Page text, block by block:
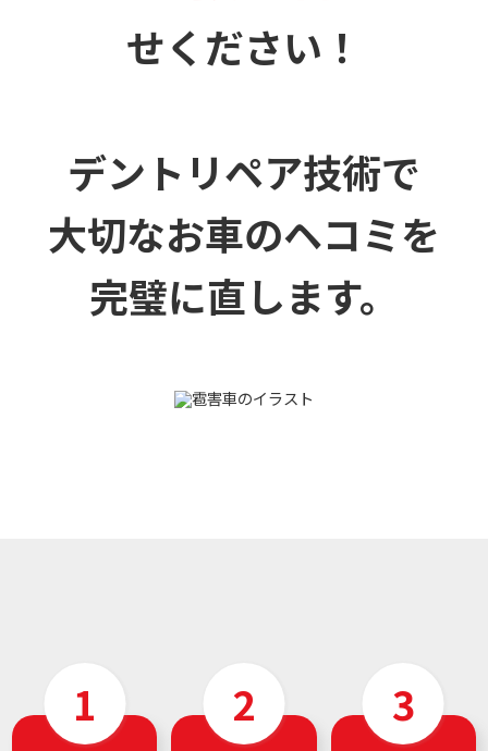
せください！
デントリペア技術で
大切なお車のヘコミを
完璧に直します。